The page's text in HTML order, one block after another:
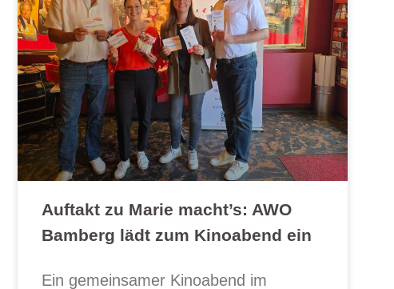
Auftakt zu Marie macht’s: AWO
Bamberg lädt zum Kinoabend ein
Ein gemeinsamer Kinoabend im
i
t
e
i
t
e
i
t
e
t
e